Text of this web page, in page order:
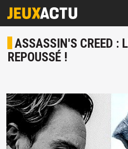
ASSASSIN'S CREED :
REPOUSSÉ !